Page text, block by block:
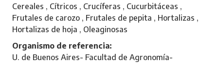
Cereales , Cítricos , Crucíferas , Cucurbitáceas ,
Frutales de carozo , Frutales de pepita , Hortalizas ,
Hortalizas de hoja , Oleaginosas
Organismo de referencia
U. de Buenos Aires- Facultad de Agronomía-